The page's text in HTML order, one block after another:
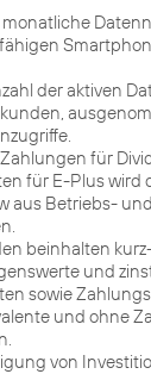
der aktiven
für
für E-Plus wird
aus Betriebs- und
beinhalten
und
sowie
und ohne
von